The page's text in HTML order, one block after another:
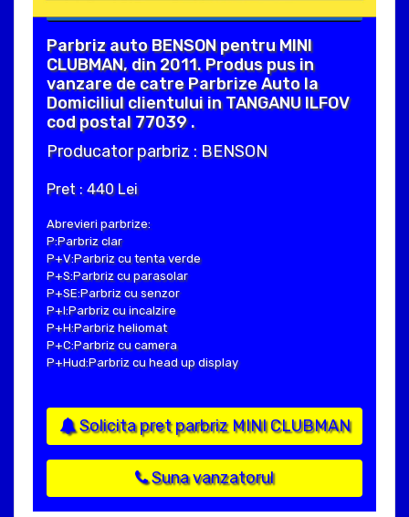
Parbriz auto BENSON pentru MINI
CLUBMAN, din 2011. Produs pus in
vanzare de catre Parbrize Auto la
Domiciliul clientului in TANGANU ILFOV
cod postal 77039 .
Producator parbriz : BENSON
Pret : 440 Lei
Abrevieri parbrize:
P:Parbriz clar
P+V:Parbriz cu tenta verde
P+S:Parbriz cu parasolar
P+SE:Parbriz cu senzor
P+I:Parbriz cu incalzire
P+H:Parbriz heliomat
P+C:Parbriz cu camera
P+Hud:Parbriz cu head up display
Solicita pret parbriz MINI CLUBMAN
Suna vanzatorul